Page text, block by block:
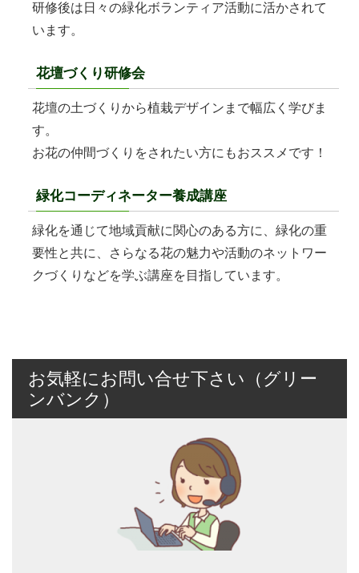
研修後は日々の緑化ボランティア活動に活かされて
います。
花壇づくり研修会
花壇の土づくりから植栽デザインまで幅広く学びま
す。
お花の仲間づくりをされたい方にもおススメです！
緑化コーディネーター養成講座
緑化を通じて地域貢献に関心のある方に、緑化の重
要性と共に、さらなる花の魅力や活動のネットワー
クづくりなどを学ぶ講座を目指しています。
お気軽にお問い合せ下さい（グリー
ンバンク）